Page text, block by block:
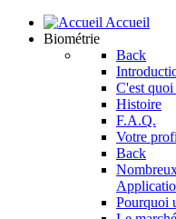
Accueil
Biométrie
Back
C'est
Histoire
F.A.Q.
Votre
Back
Pourquoi